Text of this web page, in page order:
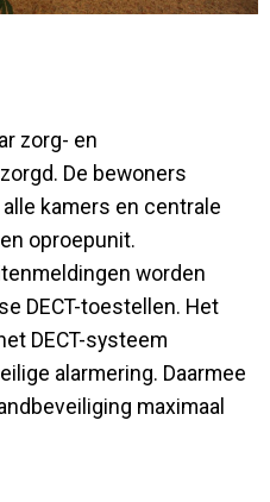
zorg- en
De bewoners
kamers en centrale
oproepunit.
worden
DECT-toestellen. Het
DECT-systeem
alarmering. Daarmee
maximaal